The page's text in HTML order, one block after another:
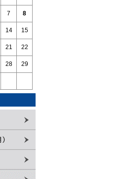
7 8
14 15
21 22
28 29